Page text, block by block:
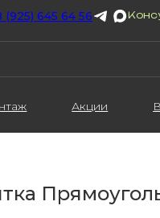
(925) 645 64 56
Акции